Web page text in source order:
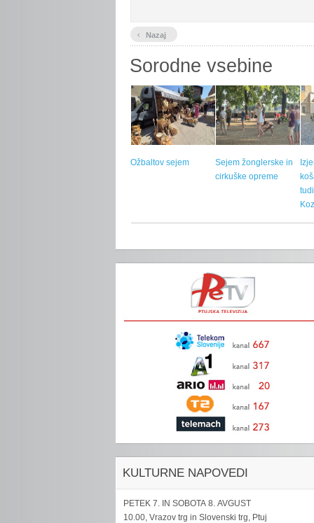
‹ Nazaj
Sorodne vsebine
Ožbaltov sejem
Sejem žonglerske in
cirkuške opreme
KULTURNE NAPOVEDI
PETEK 7. IN SOBOTA 8. AVGUST
10.00, Vrazov trg in Slovenski trg, Ptuj